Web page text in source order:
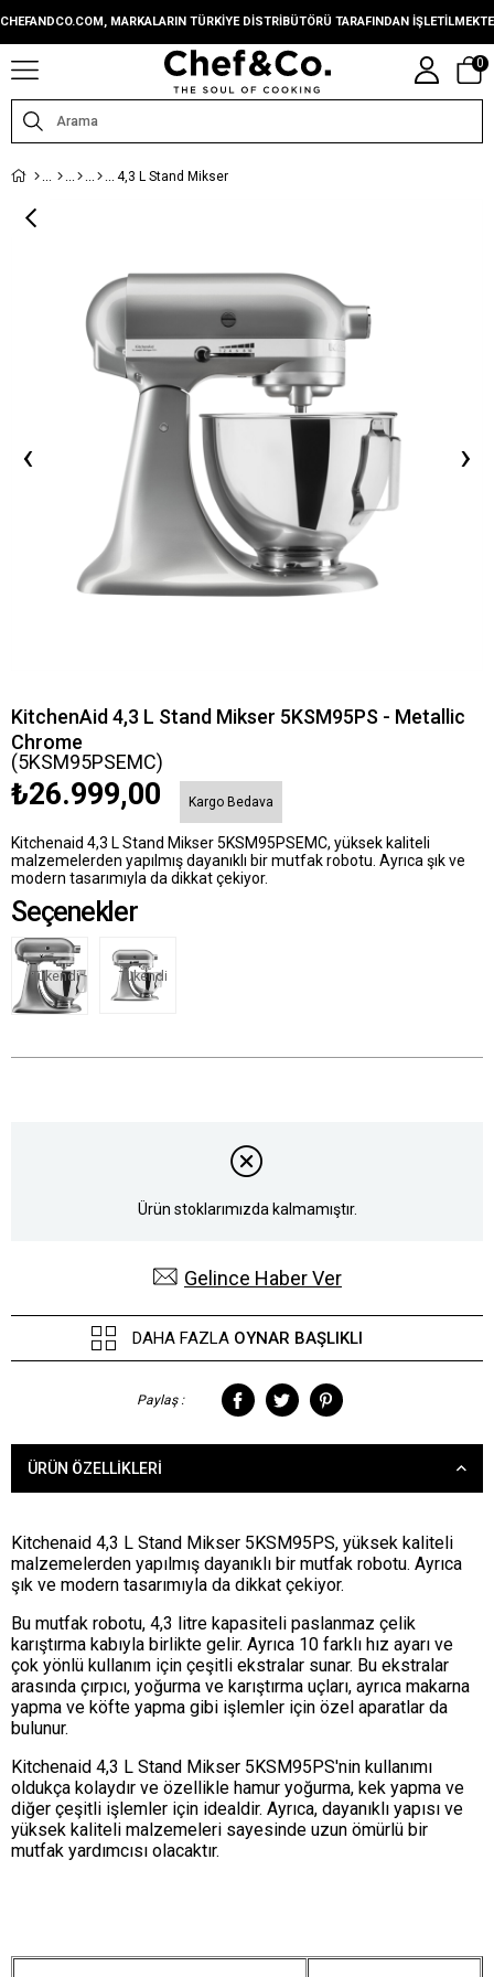
CHEFANDCO.COM, MARKALARIN TÜRKIYE DISTRIBÜTÖRÜ TARAFINDAN
0
4,3 L Stand Mikser
‹ ›
KitchenAid 4,3 L Stand Mikser 5KSM95PS - Metallic
Chrome
(5KSM95PSEMC)
₺26.999,00 Kargo Bedava
Kitchenaid 4,3 L Stand Mikser 5KSM95PSEMC, yüksek kaliteli
malzemelerden yapılmış dayanıklı bir mutfak robotu. Ayrıca şık ve
modern tasarımıyla da dikkat çekiyor.
Seçenekler
Tükendi Tükendi
Ürün stoklarımızda kalmamıştır.
Gelince Haber Ver
DAHA FAZLA OYNAR BAŞLIKLI
Paylaş :
ÜRÜN ÖZELLIKLERI
Kitchenaid 4,3 L Stand Mikser 5KSM95PS, yüksek kaliteli
malzemelerden yapılmış dayanıklı bir mutfak robotu. Ayrıca
şık ve modern tasarımıyla da dikkat çekiyor.
Bu mutfak robotu, 4,3 litre kapasiteli paslanmaz çelik
karıştırma kabıyla birlikte gelir. Ayrıca 10 farklı hız ayarı ve
çok yönlü kullanım için çeşitli ekstralar sunar. Bu ekstralar
arasında çırpıcı, yoğurma ve karıştırma uçları, ayrıca makarna
yapma ve köfte yapma gibi işlemler için özel aparatlar da
bulunur.
Kitchenaid 4,3 L Stand Mikser 5KSM95PS'nin kullanımı
oldukça kolaydır ve özellikle hamur yoğurma, kek yapma ve
diğer çeşitli işlemler için idealdir. Ayrıca, dayanıklı yapısı ve
yüksek kaliteli malzemeleri sayesinde uzun ömürlü bir
mutfak yardımcısı olacaktır.